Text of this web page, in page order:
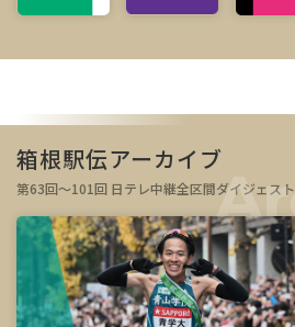
箱根駅伝アーカイブ
第63回～101回 日テレ中継全区間ダイジェスト